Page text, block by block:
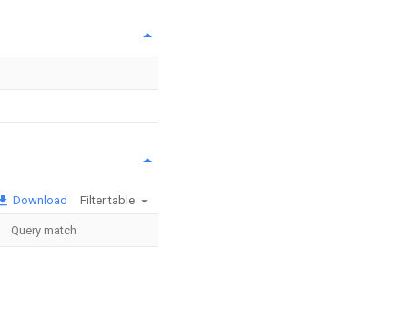
Download Filter table
Query match